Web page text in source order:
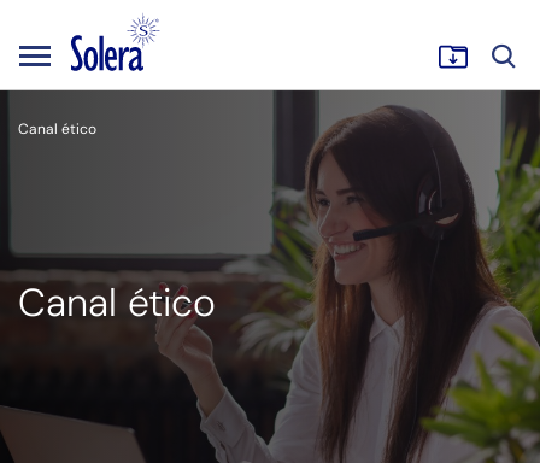
Canal ético
Canal ético